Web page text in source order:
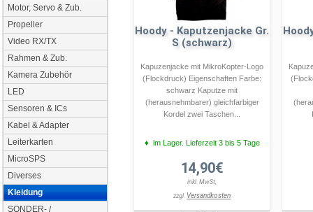
Motor, Servo & Zub.
Propeller
Video RX/TX
Rahmen & Zub.
Kamera Zubehör
LED
Sensoren & ICs
Kabel & Adapter
Leiterkarten
MicroSPS
Diverses
Kleidung
SONDER- /
Hoody - Kaputzenjacke Gr.
S (schwarz)
Kapuzenjacke mit MikroKopter-Logo
(Flockdruck) Eigenschaften Farbe:
schwarz Kaputze mit
(herausnehmbarer) gleichfarbiger
Kordel zwei Taschen...
♦ im Lager. Lieferzeit 3 bis 5 Tage
14,90€
inkl. MwSt,
zzgl. Versandkosten